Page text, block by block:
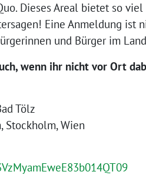
Dieses Areal bietet so
Eine Anmeldung ist
und Bürger im
wenn ihr nicht vor Ort
Tölz
Stockholm, Wien